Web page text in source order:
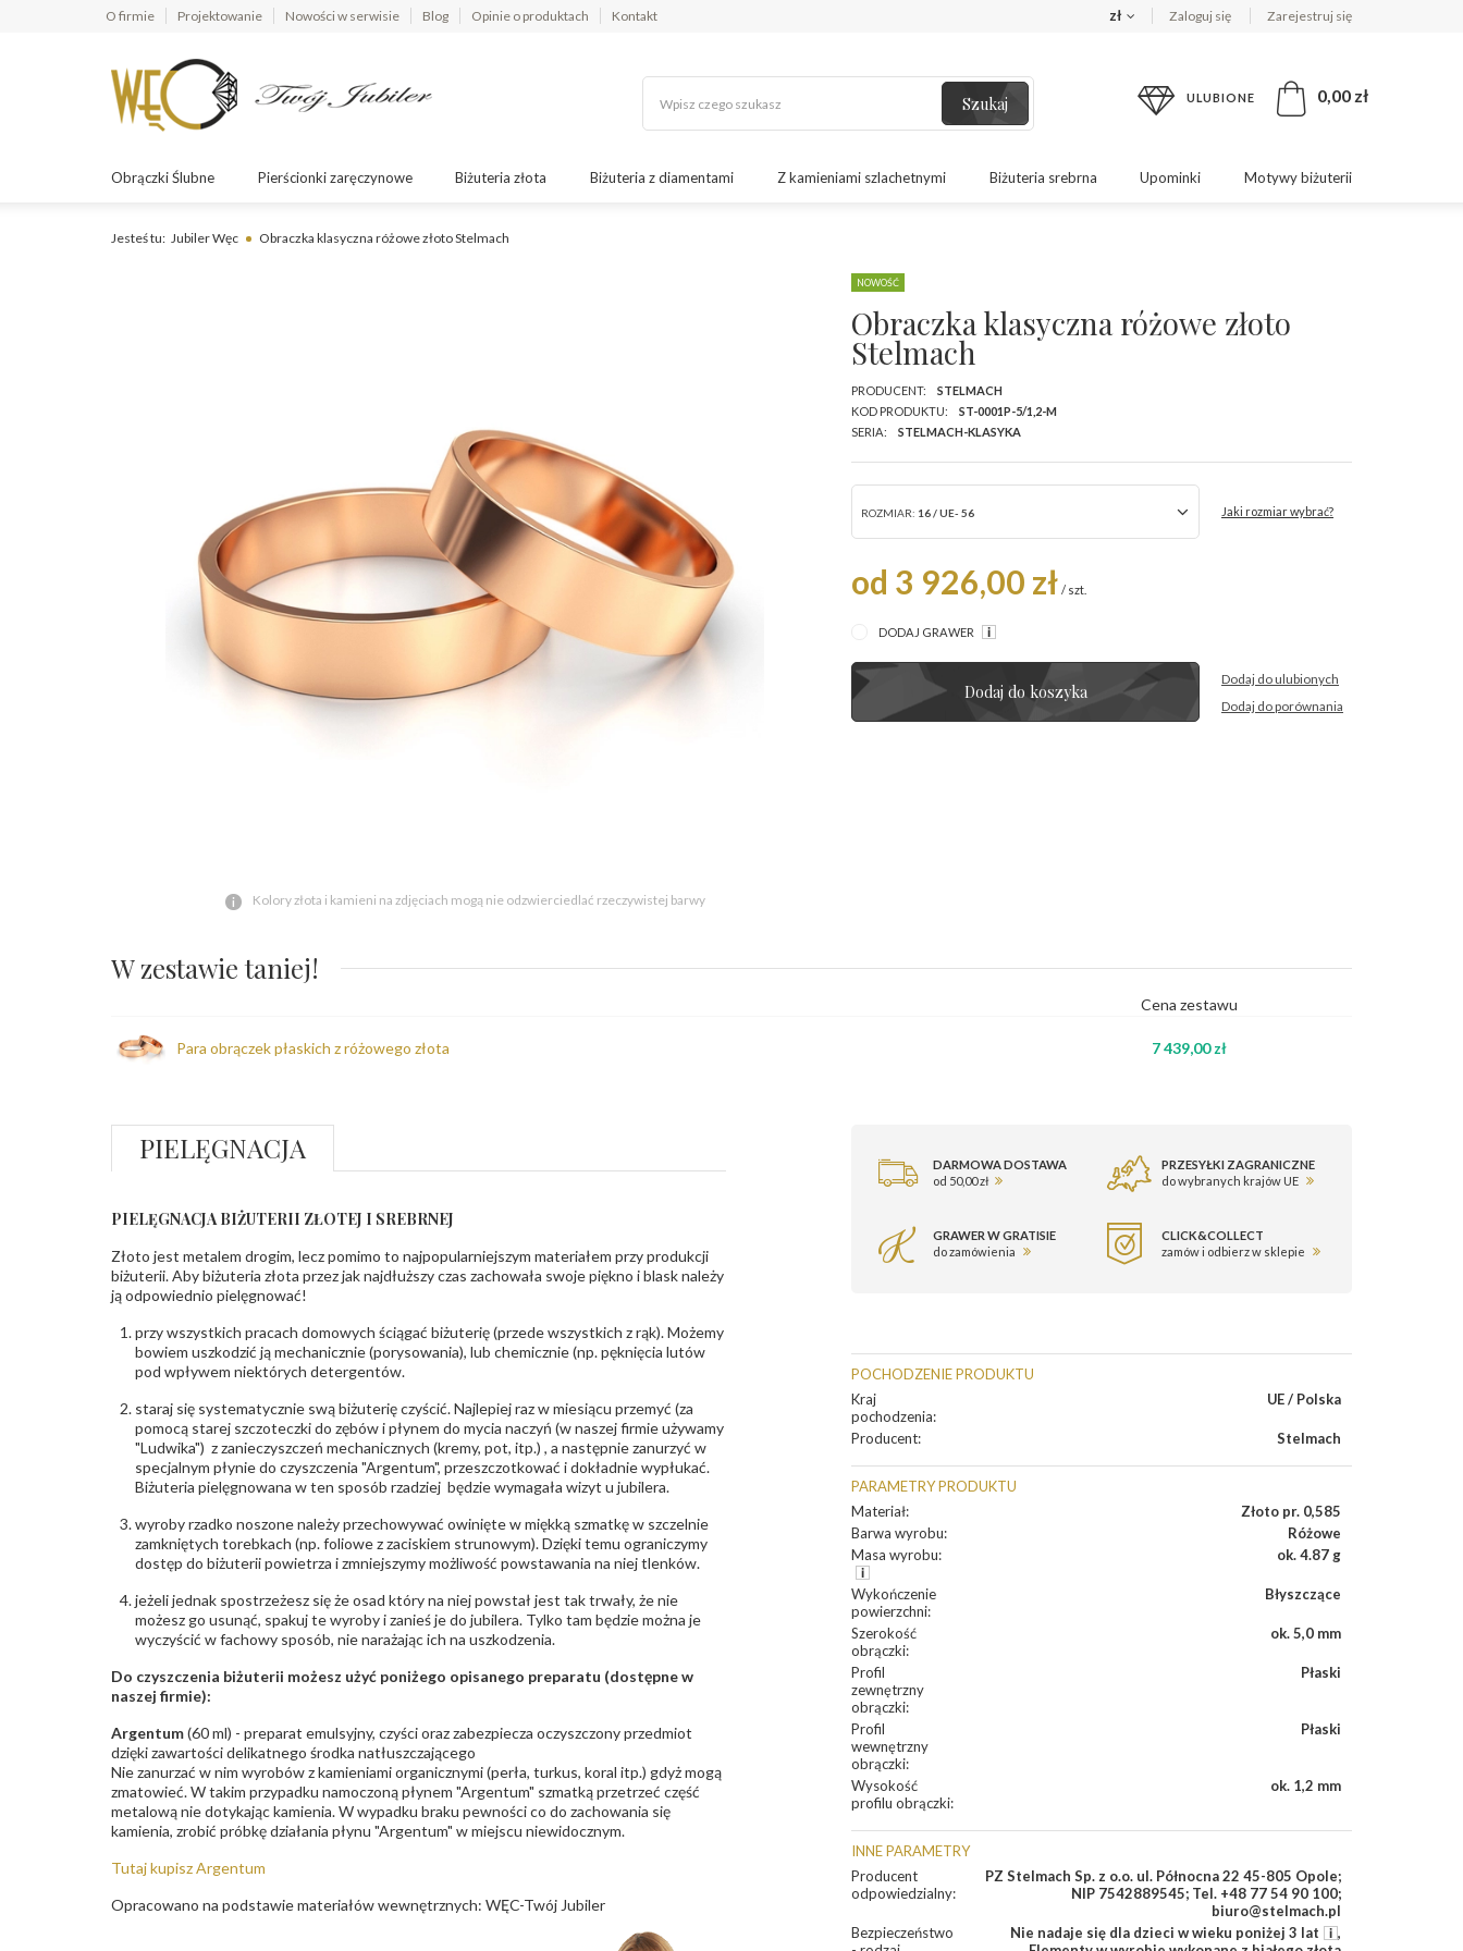
O firmie Projektowanie Nowości w serwisie Blog Opinie o produktach Kontakt zł Zaloguj się Zarejestruj się
Szukaj ULUBIONE 0,00 zł
Obrączki Ślubne Pierścionki zaręczynowe Biżuteria złota Biżuteria z diamentami Z kamieniami szlachetnymi Biżuteria srebrna Upominki Motywy biżuterii
Jesteś tu: Jubiler Węc Obraczka klasyczna różowe złoto Stelmach
Kolory złota i kamieni na zdjęciach mogą nie odzwierciedlać rzeczywistej barwy
NOWOŚĆ
Obraczka klasyczna różowe złoto
Stelmach
PRODUCENT:
STELMACH
KOD PRODUKTU:
ST-0001P-5/1,2-M
SERIA:
STELMACH-KLASYKA
ROZMIAR: 16 / UE- 56 Jaki rozmiar wybrać?
od 3 926,00 zł / szt.
DODAJ GRAWER
Dodaj do koszyka
Dodaj do ulubionych
Dodaj do porównania
W zestawie taniej!
Cena zestawu
Para obrączek płaskich z różowego złota 7 439,00 zł
DARMOWA DOSTAWA
od 50,00 zł
PRZESYŁKI ZAGRANICZNE
do wybranych krajów UE
GRAWER W GRATISIE
do zamówienia
CLICK&COLLECT
zamów i odbierz w sklepie
POCHODZENIE PRODUKTU
Kraj
pochodzenia:
UE / Polska
Producent: Stelmach
PARAMETRY PRODUKTU
Materiał:
Złoto pr. 0,585
Barwa wyrobu:
Różowe
Masa wyrobu: ok. 4.87 g
Wykończenie
powierzchni:
Błyszczące
Szerokość
obrączki:
ok. 5,0 mm
Profil
zewnętrzny
obrączki:
Płaski
Profil
wewnętrzny
obrączki:
Płaski
Wysokość
profilu obrączki:
ok. 1,2 mm
INNE PARAMETRY
Producent
odpowiedzialny:
PZ Stelmach Sp. z o.o. ul. Północna 22 45-805 Opole;
NIP 7542889545; Tel. +48 77 54 90 100;
biuro@stelmach.pl
Bezpieczeństwo
Nie nadaje się dla dzieci w wieku poniżej 3 lat
,
PIELĘGNACJA
PIELĘGNACJA BIŻUTERII ZŁOTEJ I SREBRNEJ
Złoto jest metalem drogim, lecz pomimo to najpopularniejszym materiałem przy produkcji
biżuterii. Aby biżuteria złota przez jak najdłuższy czas zachowała swoje piękno i blask należy
ją odpowiednio pielęgnować!
przy wszystkich pracach domowych ściągać biżuterię (przede wszystkich z rąk). Możemy
bowiem uszkodzić ją mechanicznie (porysowania), lub chemicznie (np. pęknięcia lutów
pod wpływem niektórych detergentów.
staraj się systematycznie swą biżuterię czyścić. Najlepiej raz w miesiącu przemyć (za
pomocą starej szczoteczki do zębów i płynem do mycia naczyń (w naszej firmie używamy
"Ludwika") z zanieczyszczeń mechanicznych (kremy, pot, itp.) , a następnie zanurzyć w
specjalnym płynie do czyszczenia "Argentum", przeszczotkować i dokładnie wypłukać.
Biżuteria pielęgnowana w ten sposób rzadziej będzie wymagała wizyt u jubilera.
wyroby rzadko noszone należy przechowywać owinięte w miękką szmatkę w szczelnie
zamkniętych torebkach (np. foliowe z zaciskiem strunowym). Dzięki temu ograniczymy
dostęp do biżuterii powietrza i zmniejszymy możliwość powstawania na niej tlenków.
jeżeli jednak spostrzeżesz się że osad który na niej powstał jest tak trwały, że nie
możesz go usunąć, spakuj te wyroby i zanieś je do jubilera. Tylko tam będzie można je
wyczyścić w fachowy sposób, nie narażając ich na uszkodzenia.
Do czyszczenia biżuterii możesz użyć poniżego opisanego preparatu (dostępne w
naszej firmie):
Argentum(60 ml) - preparat emulsyjny, czyści oraz zabezpiecza oczyszczony przedmiot
dzięki zawartości delikatnego środka natłuszczającego
Nie zanurzać w nim wyrobów z kamieniami organicznymi (perła, turkus, koral itp.) gdyż mogą
zmatowieć. W takim przypadku namoczoną płynem "Argentum" szmatką przetrzeć część
metalową nie dotykając kamienia. W wypadku braku pewności co do zachowania się
kamienia, zrobić próbkę działania płynu "Argentum" w miejscu niewidocznym.
Tutaj kupisz Argentum
Opracowano na podstawie materiałów wewnętrznych: WĘC-Twój Jubiler